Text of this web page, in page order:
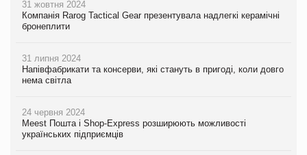
31 жовтня 2024
Компанія Rarog Tactical Gear презентувала надлегкі керамічні
бронеплити
31 липня 2024
Напівфабрикати та консерви, які стануть в пригоді, коли довго
нема світла
24 червня 2024
Meest Пошта і Shop-Express розширюють можливості
українських підприємців